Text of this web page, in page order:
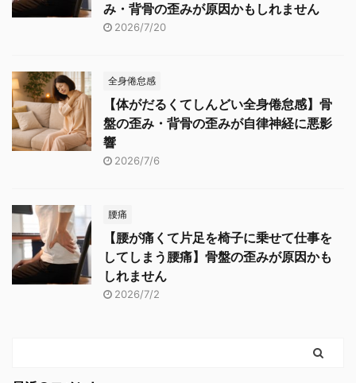
み・背骨の歪みが原因かもしれません
2026/7/20
全身倦怠感
【体がだるくてしんどい全身倦怠感】骨
盤の歪み・背骨の歪みが自律神経に悪影
響
2026/7/6
腰痛
【腰が痛くて片足を椅子に乗せて仕事を
してしまう腰痛】骨盤の歪みが原因かも
しれません
2026/7/2